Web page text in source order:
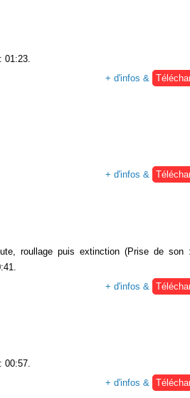
01:23.
+ d'infos &
+ d'infos &
roullage puis extinction (Prise de son
+ d'infos &
00:57.
+ d'infos &